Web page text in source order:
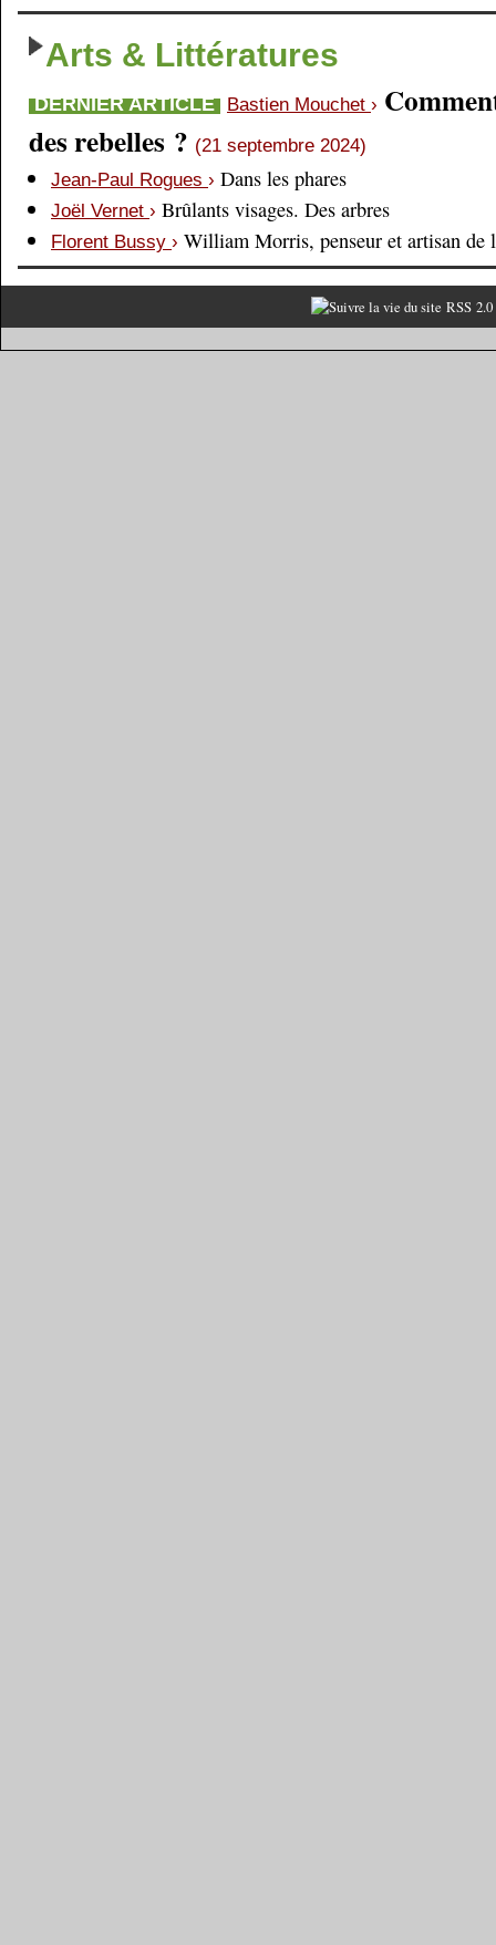
Arts & Littératures
DERNIER ARTICLE Bastien Mouchet ›
des rebelles ? (21 septembre 2024)
Jean-Paul Rogues › Dans les phares
Joël Vernet › Brûlants visages. Des arbres
Florent Bussy › William Morris, penseur et artisan de
RSS 2.0